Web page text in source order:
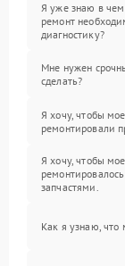
Я уже знаю в чем
ремонт
диагностику?
Мне нужен
сделать?
Я хочу, чтобы
ремонтировали
Я хочу, чтобы
запчастями.
Как я узнаю, что